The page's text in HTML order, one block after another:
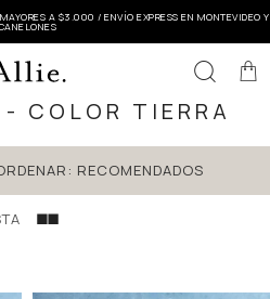
A $3.000 / ENVÍO EXPRESS EN MONTEVIDEO Y
COLOR TIERRA
RECOMENDADOS